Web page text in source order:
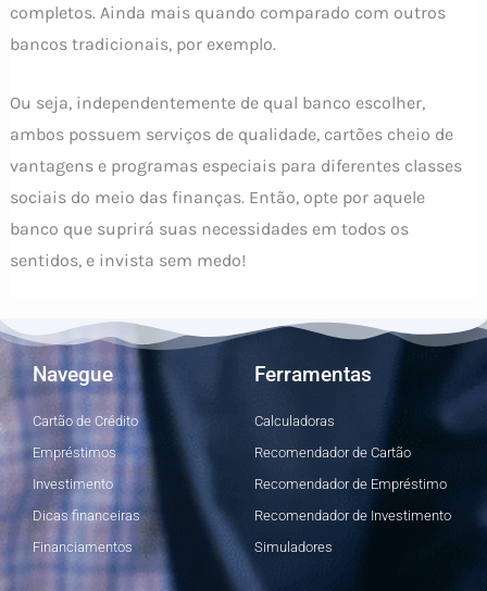
completos. Ainda mais quando comparado com outros
bancos tradicionais, por exemplo.
Ou seja, independentemente de qual banco escolher,
ambos possuem serviços de qualidade, cartões cheio de
vantagens e programas especiais para diferentes classes
sociais do meio das finanças. Então, opte por aquele
banco que suprirá suas necessidades em todos os
sentidos, e invista sem medo!
Navegue
Cartão de Crédito
Empréstimos
Investimento
Dicas financeiras
Financiamentos
Ferramentas
Calculadoras
Recomendador de Cartão
Recomendador de Empréstimo
Recomendador de Investimento
Simuladores